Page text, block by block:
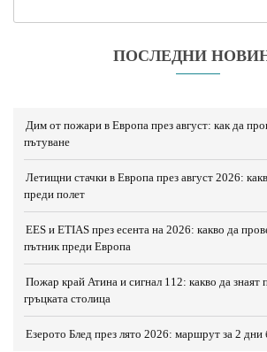
ПОСЛЕДНИ
Дим от пожари в Европа през август: как да
пътуване
Летищни стачки в Европа през август 2026:
преди полет
EES и ETIAS през есента на 2026: какво да
пътник преди Европа
Пожар край Атина и сигнал 112: какво да знаят
гръцката столица
Езерото Блед през лято 2026: маршрут за 2 дни